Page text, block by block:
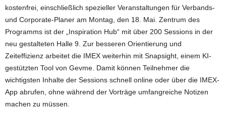
kostenfrei, einschließlich spezieller Veranstaltungen für Verbands-
und Corporate-Planer am Montag, den 18. Mai. Zentrum des
Programms ist der „Inspiration Hub“ mit über 200 Sessions in der
neu gestalteten Halle 9. Zur besseren Orientierung und
Zeiteffizienz arbeitet die IMEX weiterhin mit Snapsight, einem KI-
gestützten Tool von Gevme. Damit können Teilnehmer die
wichtigsten Inhalte der Sessions schnell online oder über die IMEX-
App abrufen, ohne während der Vorträge umfangreiche Notizen
machen zu müssen.